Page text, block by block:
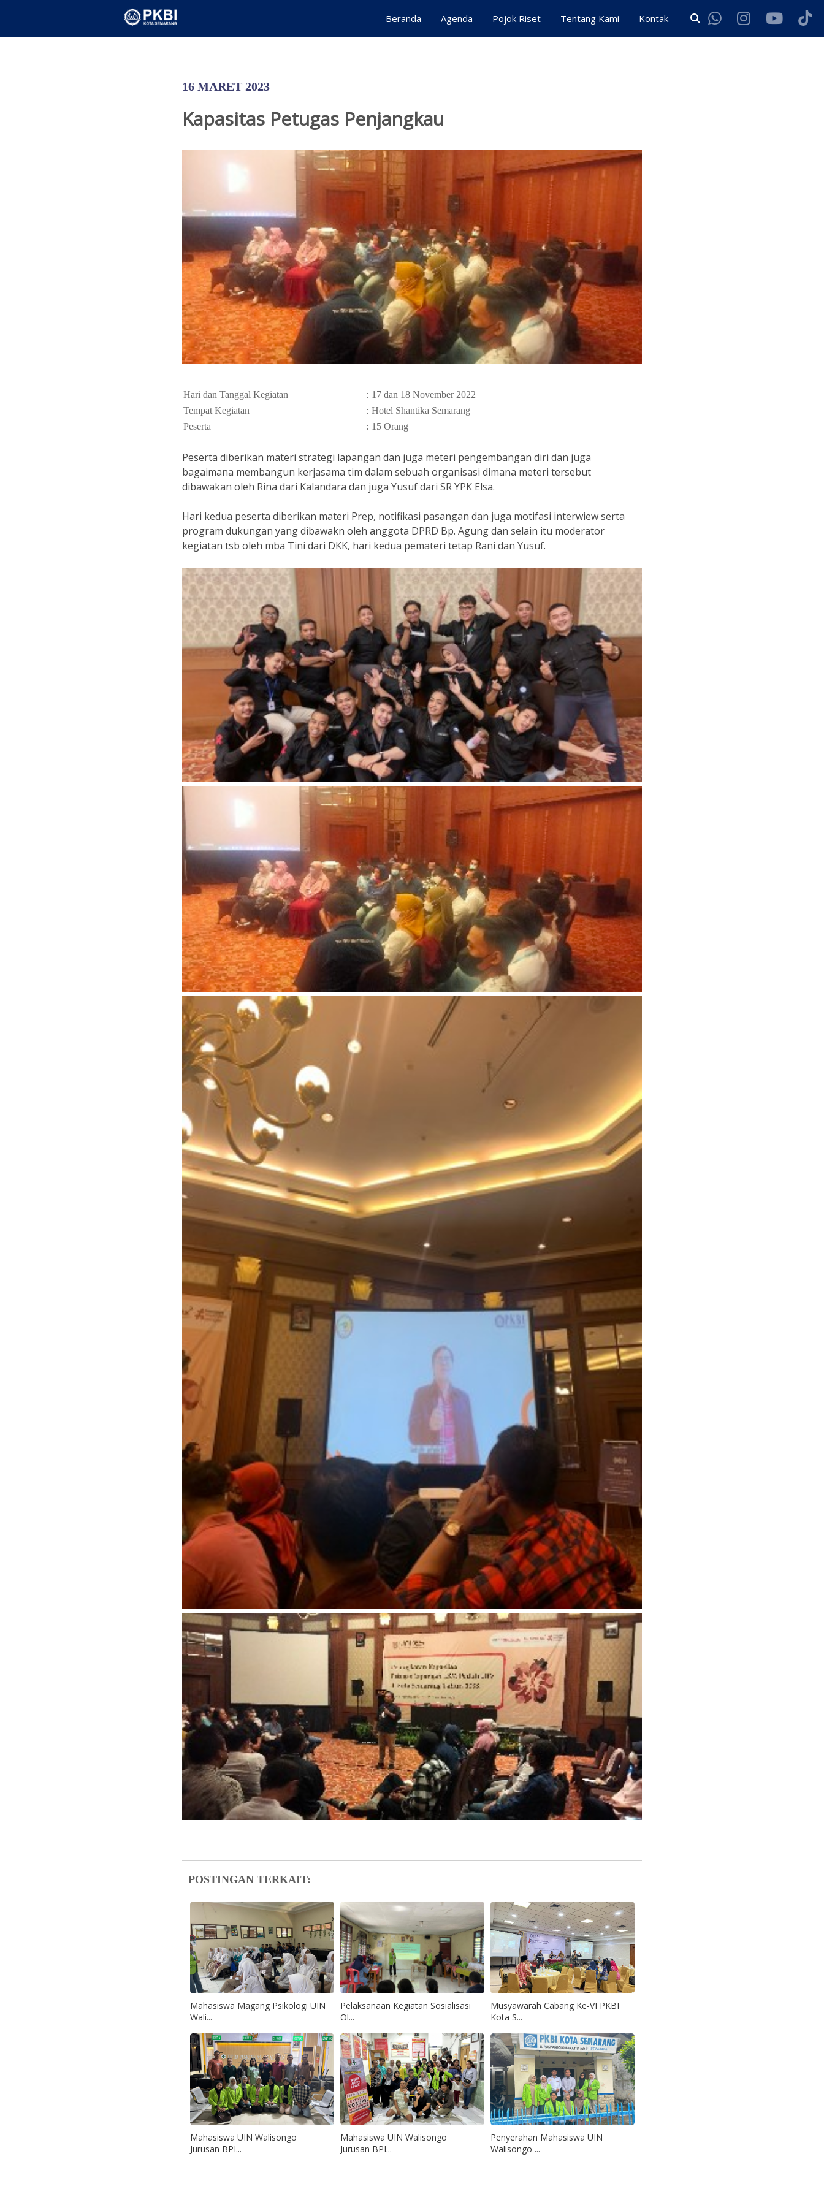
Beranda Agenda Pojok Riset Tentang Kami Kontak
16 MARET 2023
Kapasitas Petugas Penjangkau
Hari dan Tanggal Kegiatan : 17 dan 18 November 2022
Tempat Kegiatan
: Hotel Shantika Semarang
Peserta
: 15 Orang
Peserta diberikan materi strategi lapangan dan juga meteri pengembangan diri dan juga
bagaimana membangun kerjasama tim dalam sebuah organisasi dimana meteri tersebut
dibawakan oleh Rina dari Kalandara dan juga Yusuf dari SR YPK Elsa.
Hari kedua peserta diberikan materi Prep, notifikasi pasangan dan juga motifasi interwiew serta
program dukungan yang dibawakn oleh anggota DPRD Bp. Agung dan selain itu moderator
kegiatan tsb oleh mba Tini dari DKK, hari kedua pemateri tetap Rani dan Yusuf.
POSTINGAN TERKAIT:
Mahasiswa Magang Psikologi UIN
Wali...
Pelaksanaan Kegiatan Sosialisasi
Ol...
Musyawarah Cabang Ke-VI PKBI
Kota S...
Mahasiswa UIN Walisongo
Jurusan BPI...
Mahasiswa UIN Walisongo
Jurusan BPI...
Penyerahan Mahasiswa UIN
Walisongo ...